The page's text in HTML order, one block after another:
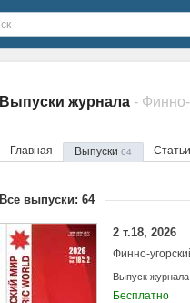
Выпуски журнала -
Главная Выпуски 64
Все выпуски: 64
2 т.18, 2026
Финно-
Выпуск журнала
Бесплатно